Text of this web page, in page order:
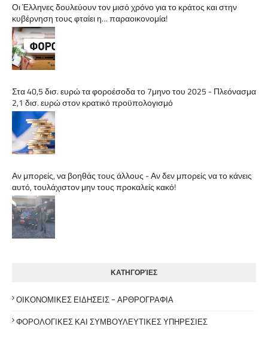
Οι Έλληνες δουλεύουν τον μισό χρόνο για το κράτος και στην
κυβέρνηση τους φταίει η… παραοικονομία!
Στα 40,5 δισ. ευρώ τα φοροέσοδα το 7μηνο του 2025 - Πλεόνασμα
2,1 δισ. ευρώ στον κρατικό προϋπολογισμό
Αν μπορείς, να βοηθάς τους άλλους - Αν δεν μπορείς να το κάνεις
αυτό, τουλάχιστον μην τους προκαλείς κακό!
ΚΑΤΗΓΟΡΊΕΣ
ΟΙΚΟΝΟΜΙΚΕΣ ΕΙΔΗΣΕΙΣ - ΑΡΘΡΟΓΡΑΦΙΑ
ΦΟΡΟΛΟΓΙΚΕΣ ΚΑΙ ΣΥΜΒΟΥΛΕΥΤΙΚΕΣ ΥΠΗΡΕΣΙΕΣ